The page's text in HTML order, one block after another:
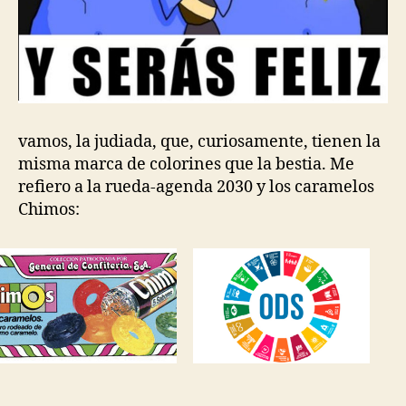
vamos, la judiada, que, curiosamente, tienen la
misma marca de colorines que la bestia. Me
refiero a la rueda-agenda 2030 y los caramelos
Chimos: